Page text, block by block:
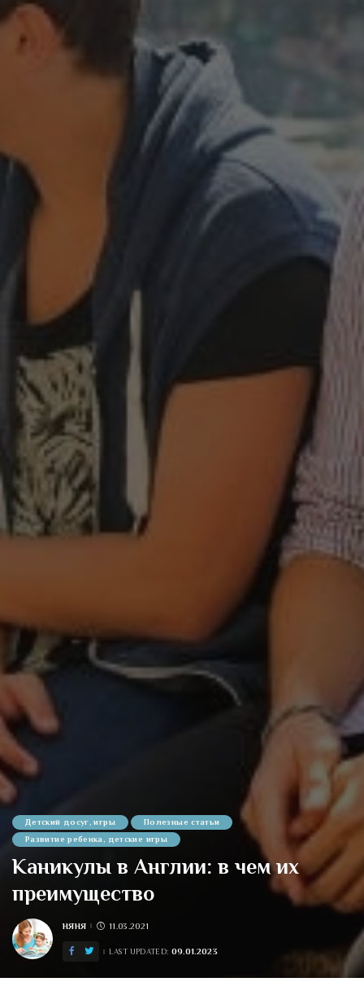
Детский досуг, игры
Полезные статьи
Развитие ребенка, детские игры
Каникулы в Англии: в чем их
преимущество
POSTED
НЯНЯ 11.03.2021
LAST UPDATED: 09.01.2023